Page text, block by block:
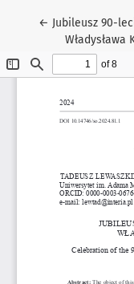
← Wróć do
Jubileusz 90-
Władysława